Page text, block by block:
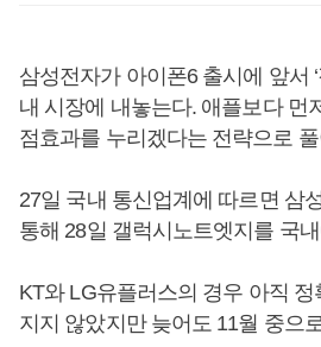
삼성전자가 아이폰6 출시에 앞서
내 시장에 내놓는다. 애플보다 먼
점효과를 누리겠다는 전략으로
27일 국내 통신업계에 따르면 삼
통해 28일 갤럭시노트엣지를 국
KT와 LG유플러스의 경우 아직
지지 않았지만 늦어도 11월 중으